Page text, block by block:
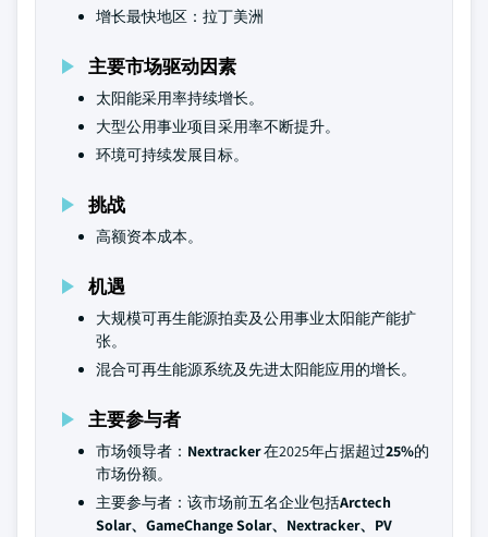
增长最快地区：拉丁美洲
主要市场驱动因素
太阳能采用率持续增长。
大型公用事业项目采用率不断提升。
环境可持续发展目标。
挑战
高额资本成本。
机遇
大规模可再生能源拍卖及公用事业太阳能产能扩
张。
混合可再生能源系统及先进太阳能应用的增长。
主要参与者
市场领导者： Nextracker在2025年占据超过25%的
市场份额。
主要参与者：该市场前五名企业包括Arctech
Solar、GameChange Solar、Nextracker、PV